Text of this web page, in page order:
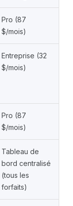
Pro (87
$/mois)
Entreprise (32
$/mois)
Pro (87
$/mois)
Tableau de
bord centralisé
(tous les
forfaits)